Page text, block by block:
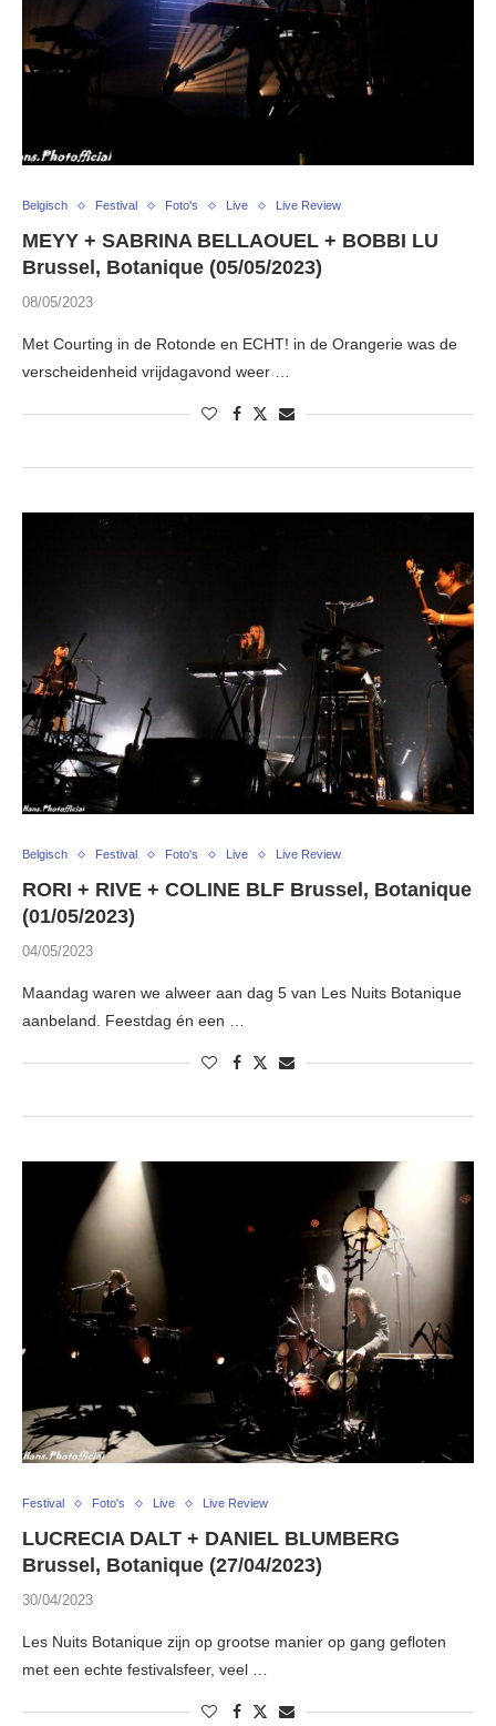
Belgisch Festival Foto's Live Live Review
MEYY + SABRINA BELLAOUEL + BOBBI LU
Brussel, Botanique (05/05/2023)
08/05/2023
Met Courting in de Rotonde en ECHT! in de Orangerie was de
verscheidenheid vrijdagavond weer …
Belgisch Festival Foto's Live Live Review
RORI + RIVE + COLINE BLF Brussel, Botanique
(01/05/2023)
04/05/2023
Maandag waren we alweer aan dag 5 van Les Nuits Botanique
aanbeland. Feestdag én een …
Festival Foto's Live Live Review
LUCRECIA DALT + DANIEL BLUMBERG
Brussel, Botanique (27/04/2023)
30/04/2023
Les Nuits Botanique zijn op grootse manier op gang gefloten
met een echte festivalsfeer, veel …